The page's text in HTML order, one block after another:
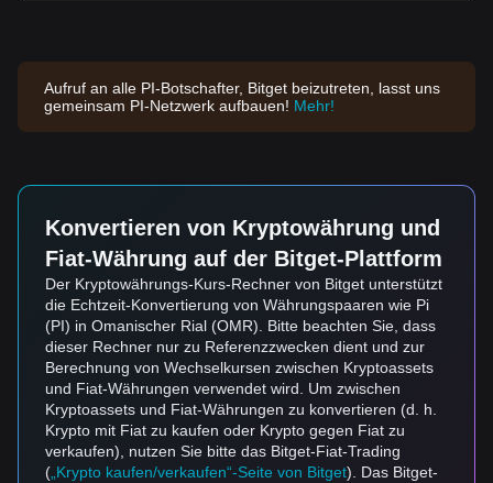
Aufruf an alle PI-Botschafter, Bitget beizutreten, lasst uns
gemeinsam PI-Netzwerk aufbauen! Mehr!
Konvertieren von Kryptowährung und
Fiat-Währung auf der Bitget-Plattform
Der Kryptowährungs-Kurs-Rechner von Bitget unterstützt
die Echtzeit-Konvertierung von Währungspaaren wie Pi
(PI) in Omanischer Rial (OMR). Bitte beachten Sie, dass
dieser Rechner nur zu Referenzzwecken dient und zur
Berechnung von Wechselkursen zwischen Kryptoassets
und Fiat-Währungen verwendet wird. Um zwischen
Kryptoassets und Fiat-Währungen zu konvertieren (d. h.
Krypto mit Fiat zu kaufen oder Krypto gegen Fiat zu
verkaufen), nutzen Sie bitte das Bitget-Fiat-Trading
( „Krypto kaufen/verkaufen“-Seite von Bitget). Das Bitget-